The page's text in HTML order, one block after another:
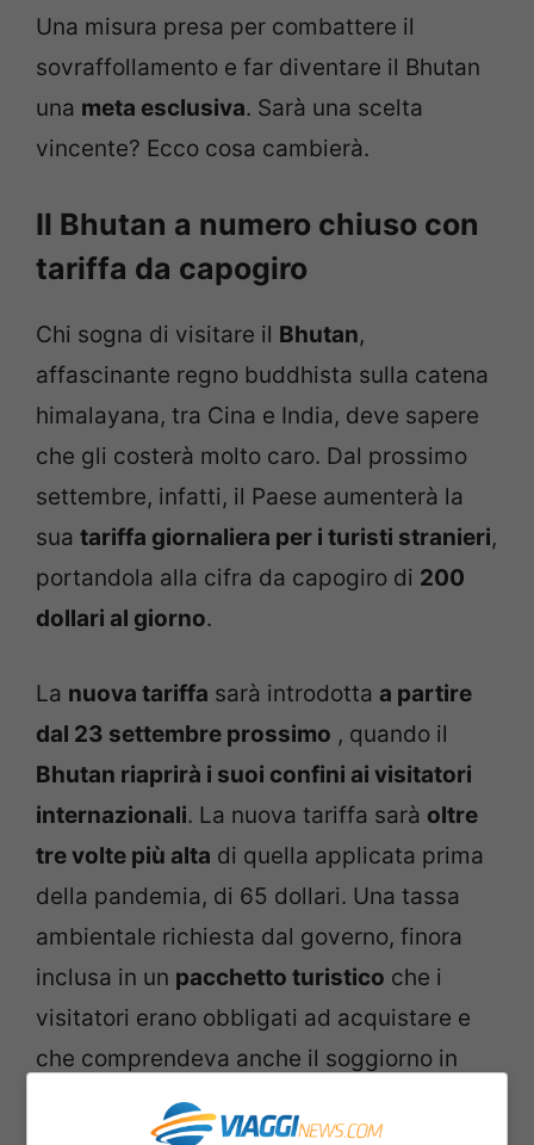
Una misura presa per combattere il
sovraffollamento e far diventare il Bhutan
una meta esclusiva. Sarà una scelta
vincente? Ecco cosa cambierà.
Il Bhutan a numero chiuso con
tariffa da capogiro
Chi sogna di visitare il Bhutan,
affascinante regno buddhista sulla catena
himalayana, tra Cina e India, deve sapere
che gli costerà molto caro. Dal prossimo
settembre, infatti, il Paese aumenterà la
sua tariffa giornaliera per i turisti stranieri,
portandola alla cifra da capogiro di 200
dollari al giorno.
La nuova tariffa sarà introdotta a partire
dal 23 settembre prossimo , quando il
Bhutan riaprirà i suoi confini ai visitatori
internazionali. La nuova tariffa sarà oltre
tre volte più alta di quella applicata prima
della pandemia, di 65 dollari. Una tassa
ambientale richiesta dal governo, finora
inclusa in un pacchetto turistico che i
visitatori erano obbligati ad acquistare e
che comprendeva anche il soggiorno in
hotel, i pasti e i tour guidati, per una spesa
complessiva di circa 250 dollari.